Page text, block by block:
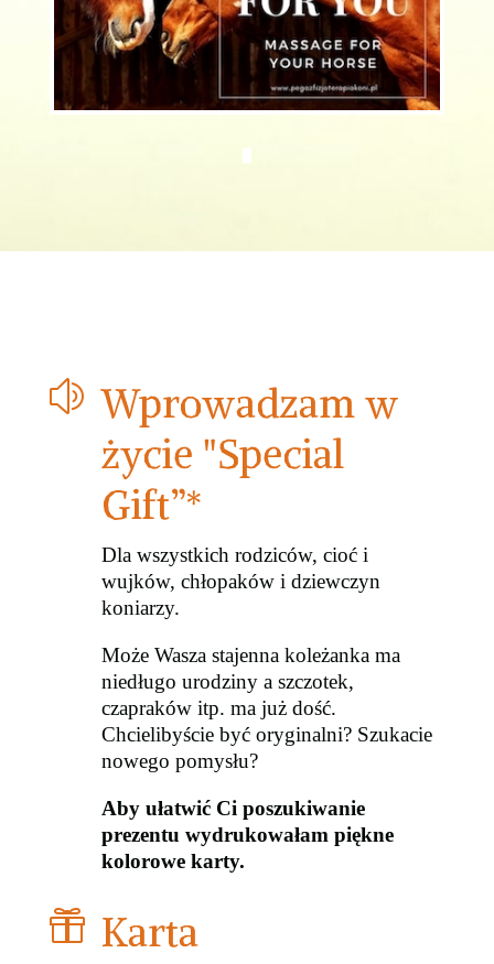
z Wprowadzam w
życie "Special
Gift”*
Dla wszystkich rodziców, cioć i
wujków, chłopaków i dziewczyn
koniarzy.
Może Wasza stajenna koleżanka ma
niedługo urodziny a szczotek,
czapraków itp. ma już dość.
Chcielibyście być oryginalni? Szukacie
nowego pomysłu?
Aby ułatwić Ci poszukiwanie
prezentu wydrukowałam piękne
kolorowe karty.
 Karta